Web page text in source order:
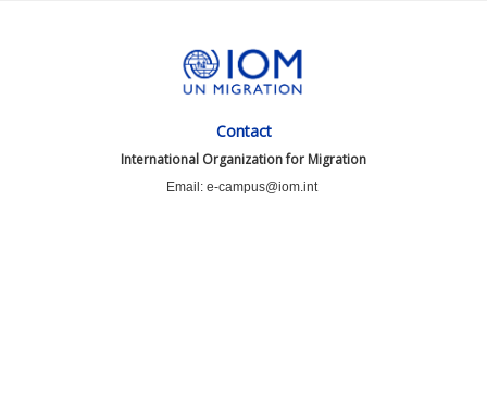
Contact
International Organization for Migration
Email: e-campus@iom.int